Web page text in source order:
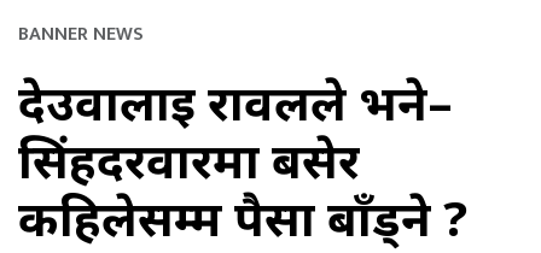
BANNER NEWS
देउवालाई रावलले भने–
सिंहदरवारमा बसेर
कहिलेसम्म पैसा बाँड्ने ?